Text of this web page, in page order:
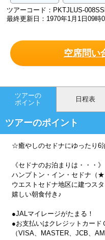
ツアーコード：PKTJLUS-
最終更新日：1970年1月1日09時
空席問い
ツアーの
ポイント
日程表
ツアーのポイント
☆癒やしのセドナにゆったり6
《セドナのお泊まりは・・・》
ハンプトン・イン・セドナ（
ウエストセドナ地区に建つスタ
嬉しい朝食付き♪
●JALマイレージがたまる！
●お支払いはクレジットカード
（VISA、MASTER、JCB、